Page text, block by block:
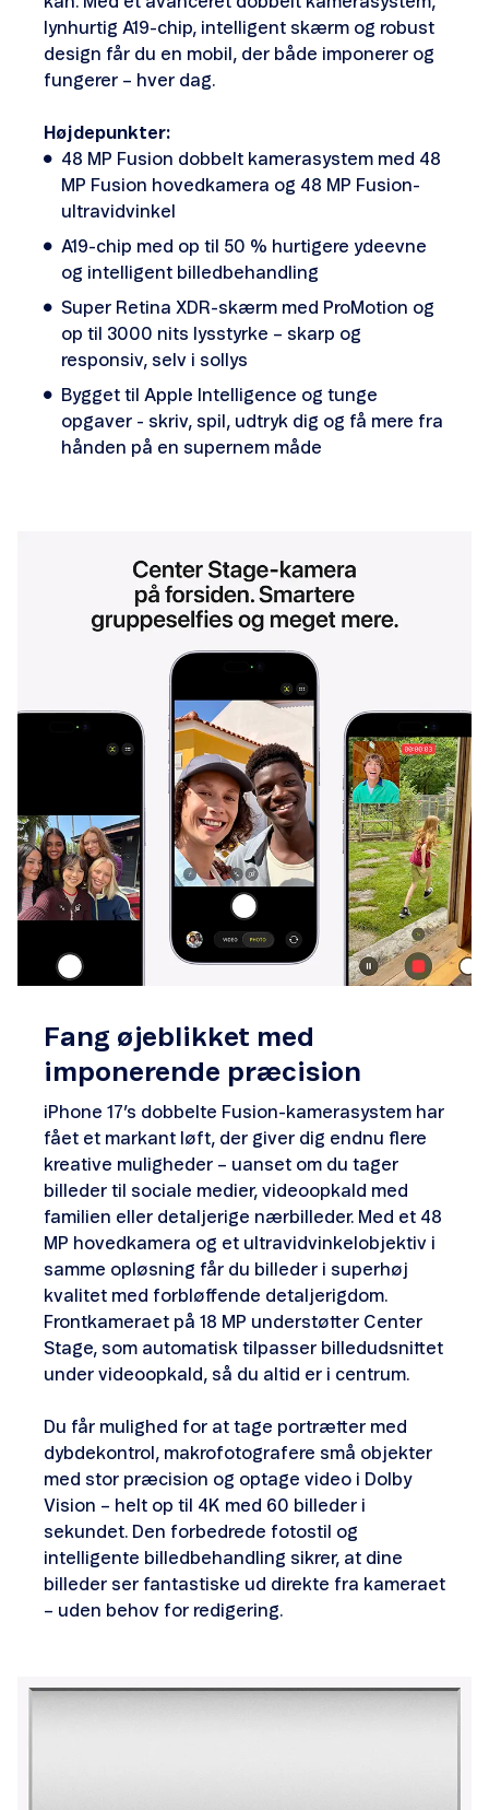
lynhurtig A19-chip, intelligent skærm og robust
design får du en mobil, der både imponerer og
fungerer – hver dag.
Højdepunkter:
48 MP Fusion dobbelt kamerasystem med 48
MP Fusion hovedkamera og 48 MP Fusion-
ultra­vid­vinkel
A19-chip med op til 50 % hurtigere ydeevne
og intelligent billedbehandling
Super Retina XDR-skærm med ProMotion og
op til 3000 nits lysstyrke – skarp og
responsiv, selv i sollys
Bygget til Apple Intelligence og tunge
opgaver - skriv, spil, udtryk dig og få mere fra
hånden på en supernem måde
Fang øjeblikket med
imponerende præcision
iPhone 17’s dobbelte Fusion-kamerasystem har
fået et markant løft, der giver dig endnu flere
kreative muligheder – uanset om du tager
billeder til sociale medier, videoopkald med
familien eller detaljerige nærbilleder. Med et 48
MP hovedkamera og et ultravidvinkelobjektiv i
samme opløsning får du billeder i superhøj
kvalitet med forbløffende detaljerigdom.
Frontkameraet på 18 MP understøtter Center
Stage, som automatisk tilpasser billedudsnittet
under videoopkald, så du altid er i centrum.
Du får mulighed for at tage portrætter med
dybdekontrol, makrofotografere små objekter
med stor præcision og optage video i Dolby
Vision – helt op til 4K med 60 billeder i
sekundet. Den forbedrede fotostil og
intelligente billedbehandling sikrer, at dine
billeder ser fantastiske ud direkte fra kameraet
– uden behov for redigering.